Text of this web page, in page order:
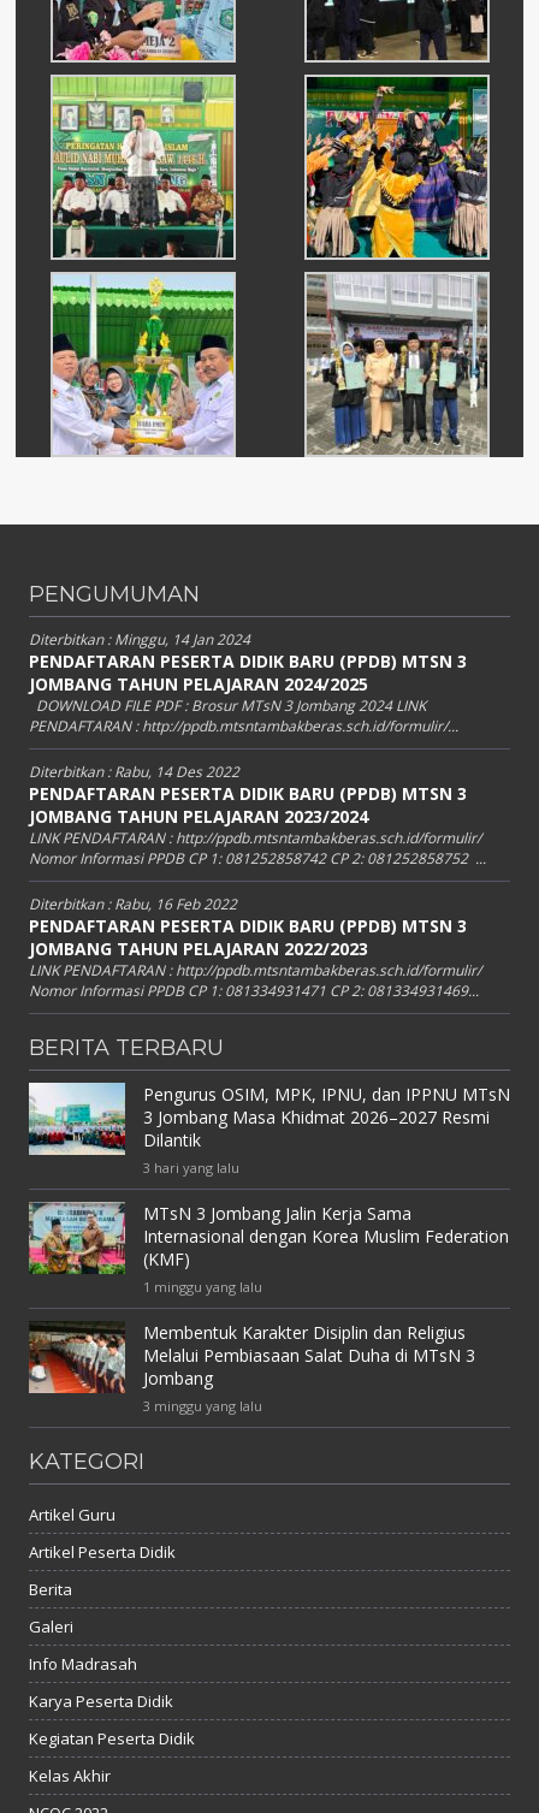
PENGUMUMAN
Diterbitkan :Minggu, 14 Jan 2024
PENDAFTARAN PESERTA DIDIK BARU (PPDB) MTSN 3
JOMBANG TAHUN PELAJARAN 2024/2025
DOWNLOAD FILE PDF : Brosur MTsN 3 Jombang 2024 LINK
PENDAFTARAN : http://ppdb.mtsntambakberas.sch.id/formulir/...
Diterbitkan :Rabu, 14 Des 2022
PENDAFTARAN PESERTA DIDIK BARU (PPDB) MTSN 3
JOMBANG TAHUN PELAJARAN 2023/2024
LINK PENDAFTARAN : http://ppdb.mtsntambakberas.sch.id/formulir/
Nomor Informasi PPDB CP 1: 081252858742 CP 2: 081252858752 ...
Diterbitkan :Rabu, 16 Feb 2022
PENDAFTARAN PESERTA DIDIK BARU (PPDB) MTSN 3
JOMBANG TAHUN PELAJARAN 2022/2023
LINK PENDAFTARAN : http://ppdb.mtsntambakberas.sch.id/formulir/
Nomor Informasi PPDB CP 1: 081334931471 CP 2: 081334931469...
BERITA TERBARU
Pengurus OSIM, MPK, IPNU, dan IPPNU MTsN
3 Jombang Masa Khidmat 2026–2027 Resmi
Dilantik
3 hari yang lalu
MTsN 3 Jombang Jalin Kerja Sama
Internasional dengan Korea Muslim Federation
(KMF)
1 minggu yang lalu
Membentuk Karakter Disiplin dan Religius
Melalui Pembiasaan Salat Duha di MTsN 3
Jombang
3 minggu yang lalu
KATEGORI
Artikel Guru
Artikel Peserta Didik
Berita
Galeri
Info Madrasah
Karya Peserta Didik
Kegiatan Peserta Didik
Kelas Akhir